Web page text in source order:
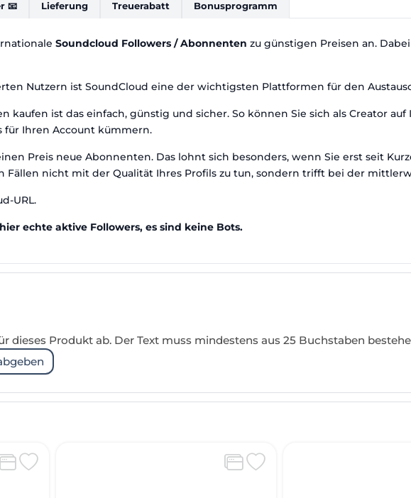
📧 Lieferung Treuerabatt Bonusprogramm
Soundcloud Followers / Abonnenten zu günstigen Preisen an.
Nutzern ist SoundCloud eine der wichtigsten Plattformen für den
kaufen ist das einfach, günstig und sicher. So können Sie sich als Creator
für Ihren Account kümmern.
Preis neue Abonnenten. Das lohnt sich besonders, wenn Sie erst seit
Fällen nicht mit der Qualität Ihres Profils zu tun, sondern trifft bei der
URL.
echte aktive Followers, es sind keine Bots.
dieses Produkt ab. Der Text muss mindestens aus 25 Buchstaben